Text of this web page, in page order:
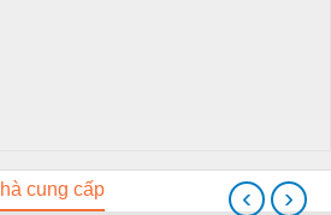
cung cấp ‹ ›